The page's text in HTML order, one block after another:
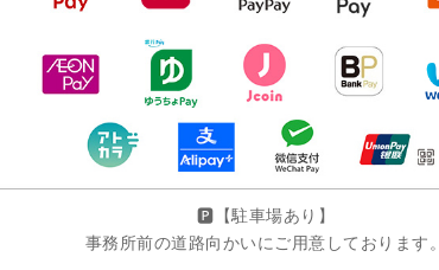
🅿️【駐車場あり】
事務所前の道路向かいにご用意しております。